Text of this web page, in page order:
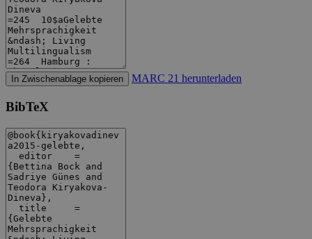
In Zwischenablage kopieren MARC 21 herunterladen
BibTeX